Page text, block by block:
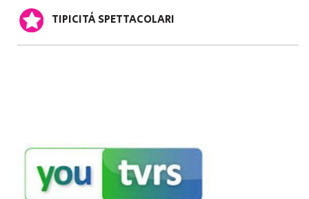
TIPICITÀ SPETTACOLARI